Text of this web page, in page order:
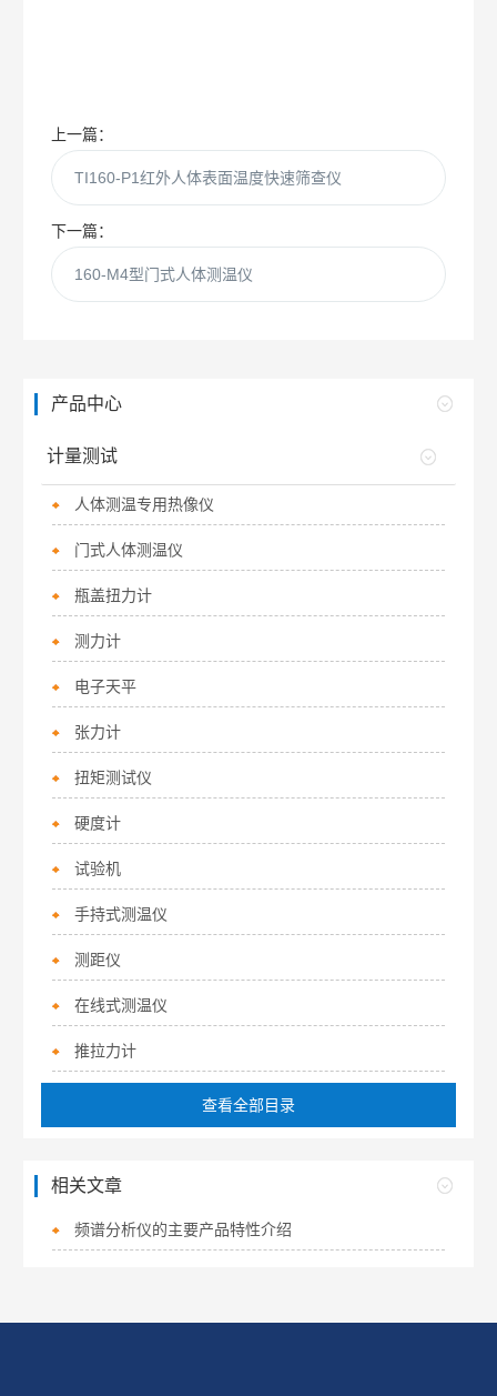
上一篇：
TI160-P1红外人体表面温度快速筛查仪
下一篇：
160-M4型门式人体测温仪
产品中心
计量测试
人体测温专用热像仪
门式人体测温仪
瓶盖扭力计
测力计
电子天平
张力计
扭矩测试仪
硬度计
试验机
手持式测温仪
测距仪
在线式测温仪
推拉力计
查看全部目录
相关文章
频谱分析仪的主要产品特性介绍